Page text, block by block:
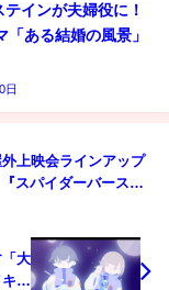
テインが夫婦役に！
「ある結婚の風景」
日
外上映会ラインアップ
スパイダーバース』
大
ン